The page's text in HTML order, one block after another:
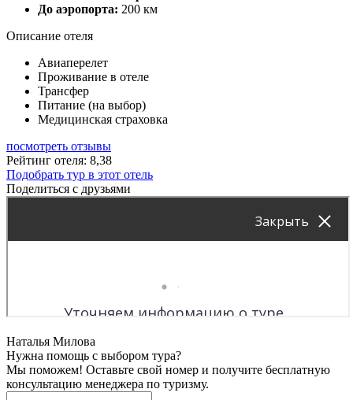
До аэропорта: 200 км
Описание отеля
Авиаперелет
Проживание в отеле
Трансфер
Питание (на выбор)
Медицинская страховка
посмотреть отзывы
Рейтинг отеля: 8,38
Подобрать тур в этот отель
Поделиться с друзьями
Наталья Милова
Нужна помощь с выбором тура?
Мы поможем! Оставьте свой номер и получите бесплатную
консультацию менеджера по туризму.